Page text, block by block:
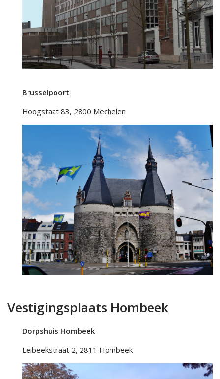
Brusselpoort
Hoogstaat 83, 2800 Mechelen
Vestigingsplaats Hombeek
Dorpshuis Hombeek
Leibeekstraat 2, 2811 Hombeek